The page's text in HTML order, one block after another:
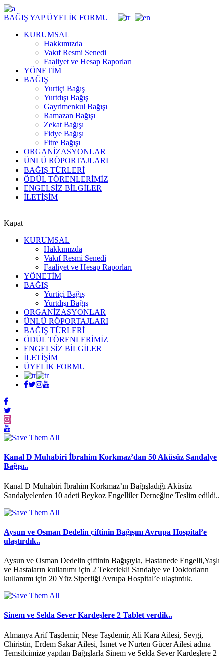
BAĞIŞ YAPÜYELİK FORMU
KURUMSAL
Hakkımızda
Vakıf Resmi Senedi
Faaliyet ve Hesap Raporları
YÖNETİM
BAĞIŞ
Yurtiçi Bağış
Yurtdışı Bağış
Gayrimenkul Bağışı
Ramazan Bağışı
Zekat Bağışı
Fidye Bağışı
Fitre Bağışı
ORGANİZASYONLAR
ÜNLÜ RÖPORTAJLARI
BAĞIŞ TÜRLERİ
ÖDÜL TÖRENLERİMİZ
ENGELSİZ BİLGİLER
İLETİŞİM
Kapat
KURUMSAL
Hakkımızda
Vakıf Resmi Senedi
Faaliyet ve Hesap Raporları
YÖNETİM
BAĞIŞ
Yurtiçi Bağış
Yurtdışı Bağış
ORGANİZASYONLAR
ÜNLÜ RÖPORTAJLARI
BAĞIŞ TÜRLERİ
ÖDÜL TÖRENLERİMİZ
ENGELSİZ BİLGİLER
İLETİŞİM
ÜYELİK FORMU
Kanal D Muhabiri İbrahim Korkmaz’dan 50 Aküsüz Sandalye
Bağışı..
Kanal D Muhabiri İbrahim Korkmaz’ın Bağışladığı Aküsüz
Sandalyelerden 10 adeti Beykoz Engelliler Derneğine Teslim edildi..
Aysun ve Osman Dedelin çiftinin Bağışını Avrupa Hospital’e
ulaştırdık..
Aysun ve Osman Dedelin çiftinin Bağışıyla, Hastanede Engelli,Yaşlı
ve Hastaların kullanımı için 2 Tekerlekli Sandalye ve Doktorların
kullanımı için 20 Yüz Siperliği Avrupa Hospital’e ulaştırdık.
Sinem ve Selda Sever Kardeşlere 2 Tablet verdik..
Almanya Arif Taşdemir, Neşe Taşdemir, Ali Kara Ailesi, Sevgi,
Chiristin, Erdem Sakar Ailesi, İsmet ve Nurten Gücer Ailesi adına
Temsilcimize yapılan Bağışlarla Sinem ve Selda Sever Kardeşlere 2